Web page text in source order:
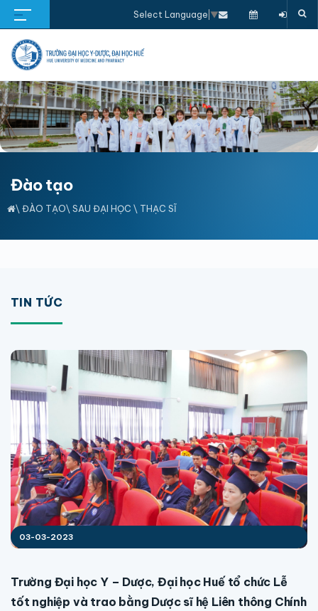
Select Language ▼
Đào tạo
\ ĐÀO TẠO\ SAU ĐẠI HỌC \ THẠC SĨ
TIN TỨC
03-03-2023
Trường Đại học Y – Dược, Đại học Huế tổ chức Lễ
tốt nghiệp và trao bằng Dược sĩ hệ Liên thông Chính